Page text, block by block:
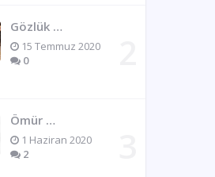
Gözlük …
15 Temmuz 2020
0
Ömür …
1 Haziran 2020
2